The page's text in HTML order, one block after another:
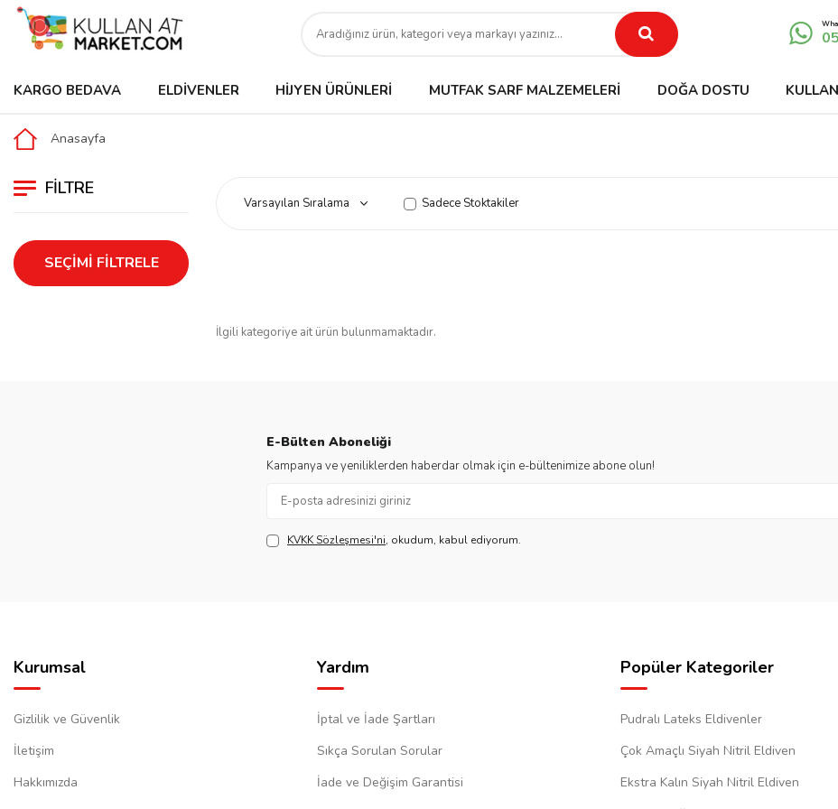
KARGO BEDAVA ELDIVENLER HIJYEN ÜRÜNLERI MUTFAK SARF MALZEMELERI DOĞA DOSTU
Anasayfa
FILTRE
SEÇIMI FILTRELE
Sadece Stoktakiler
İlgili kategoriye ait ürün bulunmamaktadır.
E-Bülten Aboneliği
Kampanya ve yeniliklerden haberdar olmak için e-bültenimize abone olun!
KVKK Sözleşmesi'ni, okudum, kabul ediyorum.
Kurumsal
Gizlilik ve Güvenlik
İletişim
Hakkımızda
Yardım
İptal ve İade Şartları
Sıkça Sorulan Sorular
İade ve Değişim Garantisi
Popüler Kategoriler
Pudralı Lateks Eldivenler
Çok Amaçlı Siyah Nitril Eldiven
Ekstra Kalın Siyah Nitril Eldiven